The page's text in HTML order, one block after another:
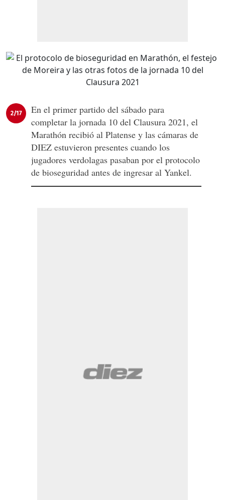
2/17
En el primer partido del sábado para
completar la jornada 10 del Clausura 2021, el
Marathón recibió al Platense y las cámaras de
DIEZ estuvieron presentes cuando los
jugadores verdolagas pasaban por el protocolo
de bioseguridad antes de ingresar al Yankel.